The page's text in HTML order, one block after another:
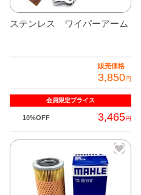
ステンレス ワイパーアーム
販売価格
3,850円
会員限定プライス
10%OFF 3,465円